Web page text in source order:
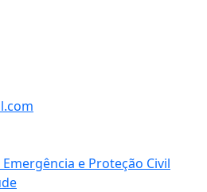
e Proteção Civil